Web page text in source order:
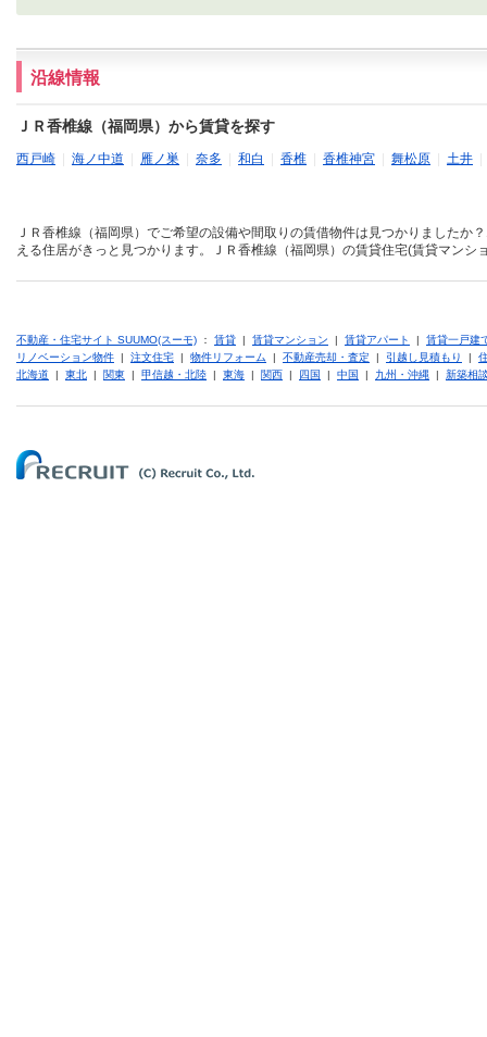
沿線情報
ＪＲ香椎線（福岡県）から賃貸を探す
西戸崎 海ノ中道 雁ノ巣 奈多 和白 香椎 香椎神宮 舞松原 土井
ＪＲ香椎線（福岡県）でご希望の設備や間取りの賃借物件は見つかりました
える住居がきっと見つかります。ＪＲ香椎線（福岡県）の賃貸住宅(賃貸マン
不動産・住宅サイト SUUMO(スーモ) ： 賃貸 | 賃貸マンション | 賃貸アパート | 賃貸一戸建
リノベーション物件 | 注文住宅 | 物件リフォーム | 不動産売却・査定 | 引越し見積もり |
北海道 | 東北 | 関東 | 甲信越・北陸 | 東海 | 関西 | 四国 | 中国 | 九州・沖縄 | 新築相